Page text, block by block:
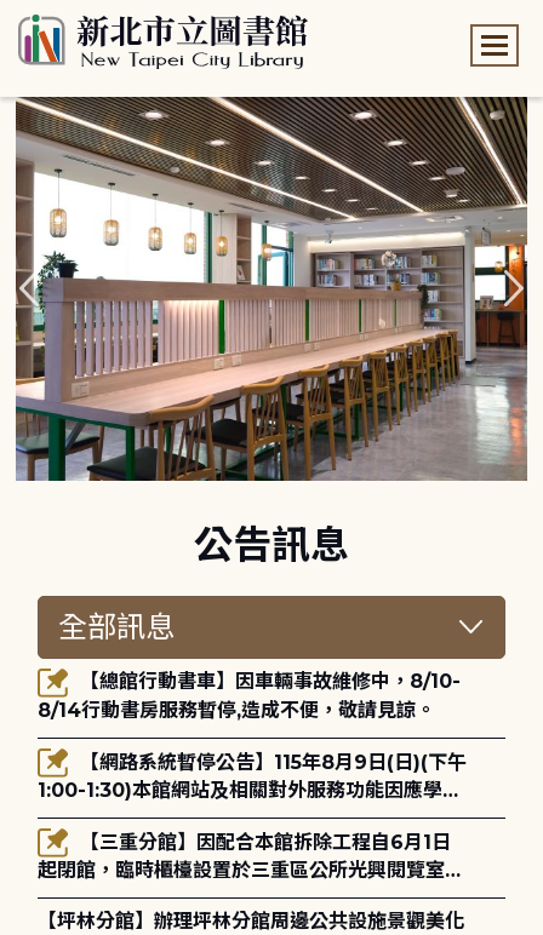
公告訊息
8/14行動書房服務暫停,造成不便，敬請見諒。
1:00-1:30)本館網站及相關對外服務功能因應學術
網路升級更新將暫停服務。
起閉館，臨時櫃檯設置於三重區公所光興閱覽室，
造成不便，敬請見諒。
【坪林分館】辦理坪林分館周邊公共設施景觀美化